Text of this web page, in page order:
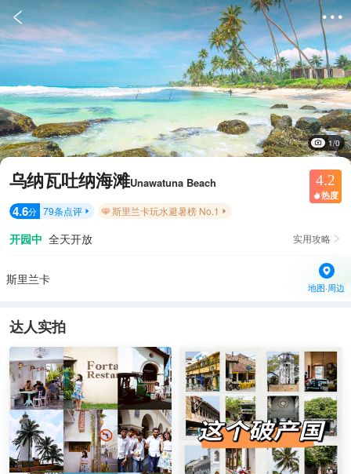
 
1/0
乌纳瓦吐纳海滩Unawatuna Beach 4.2
 热度
4.6分 79条点评  斯里兰卡玩水避暑榜 No.1 
开园中 全天开放 实用攻略 
斯里兰卡
地图·周边
达人实拍